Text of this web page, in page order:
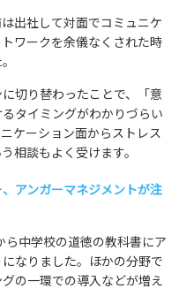
出社して対面でコミュニケ
ワークを余儀なくされた時
切り替わったことで、「意
タイミングがわかりづらい
ケーション面からストレス
相談もよく受けます。
、アンガーマネジメントが注
中学校の道徳の教科書にア
なりました。ほかの分野で
の一環での導入などが増え